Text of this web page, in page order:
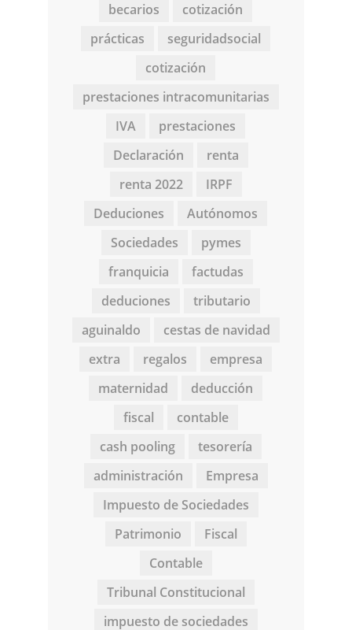
becarios
cotización
prácticas
seguridadsocial
cotización
prestaciones intracomunitarias
IVA
prestaciones
Declaración
renta
renta 2022
IRPF
Deduciones
Autónomos
Sociedades
pymes
franquicia
factudas
deduciones
tributario
aguinaldo
cestas de navidad
extra
regalos
empresa
maternidad
deducción
fiscal
contable
cash pooling
tesorería
administración
Empresa
Impuesto de Sociedades
Patrimonio
Fiscal
Contable
Tribunal Constitucional
impuesto de sociedades